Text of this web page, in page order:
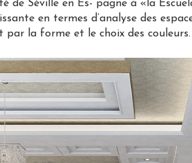
de Séville en Es- pagne à «la
en termes d’analyse des
par la forme et le choix des couleurs.